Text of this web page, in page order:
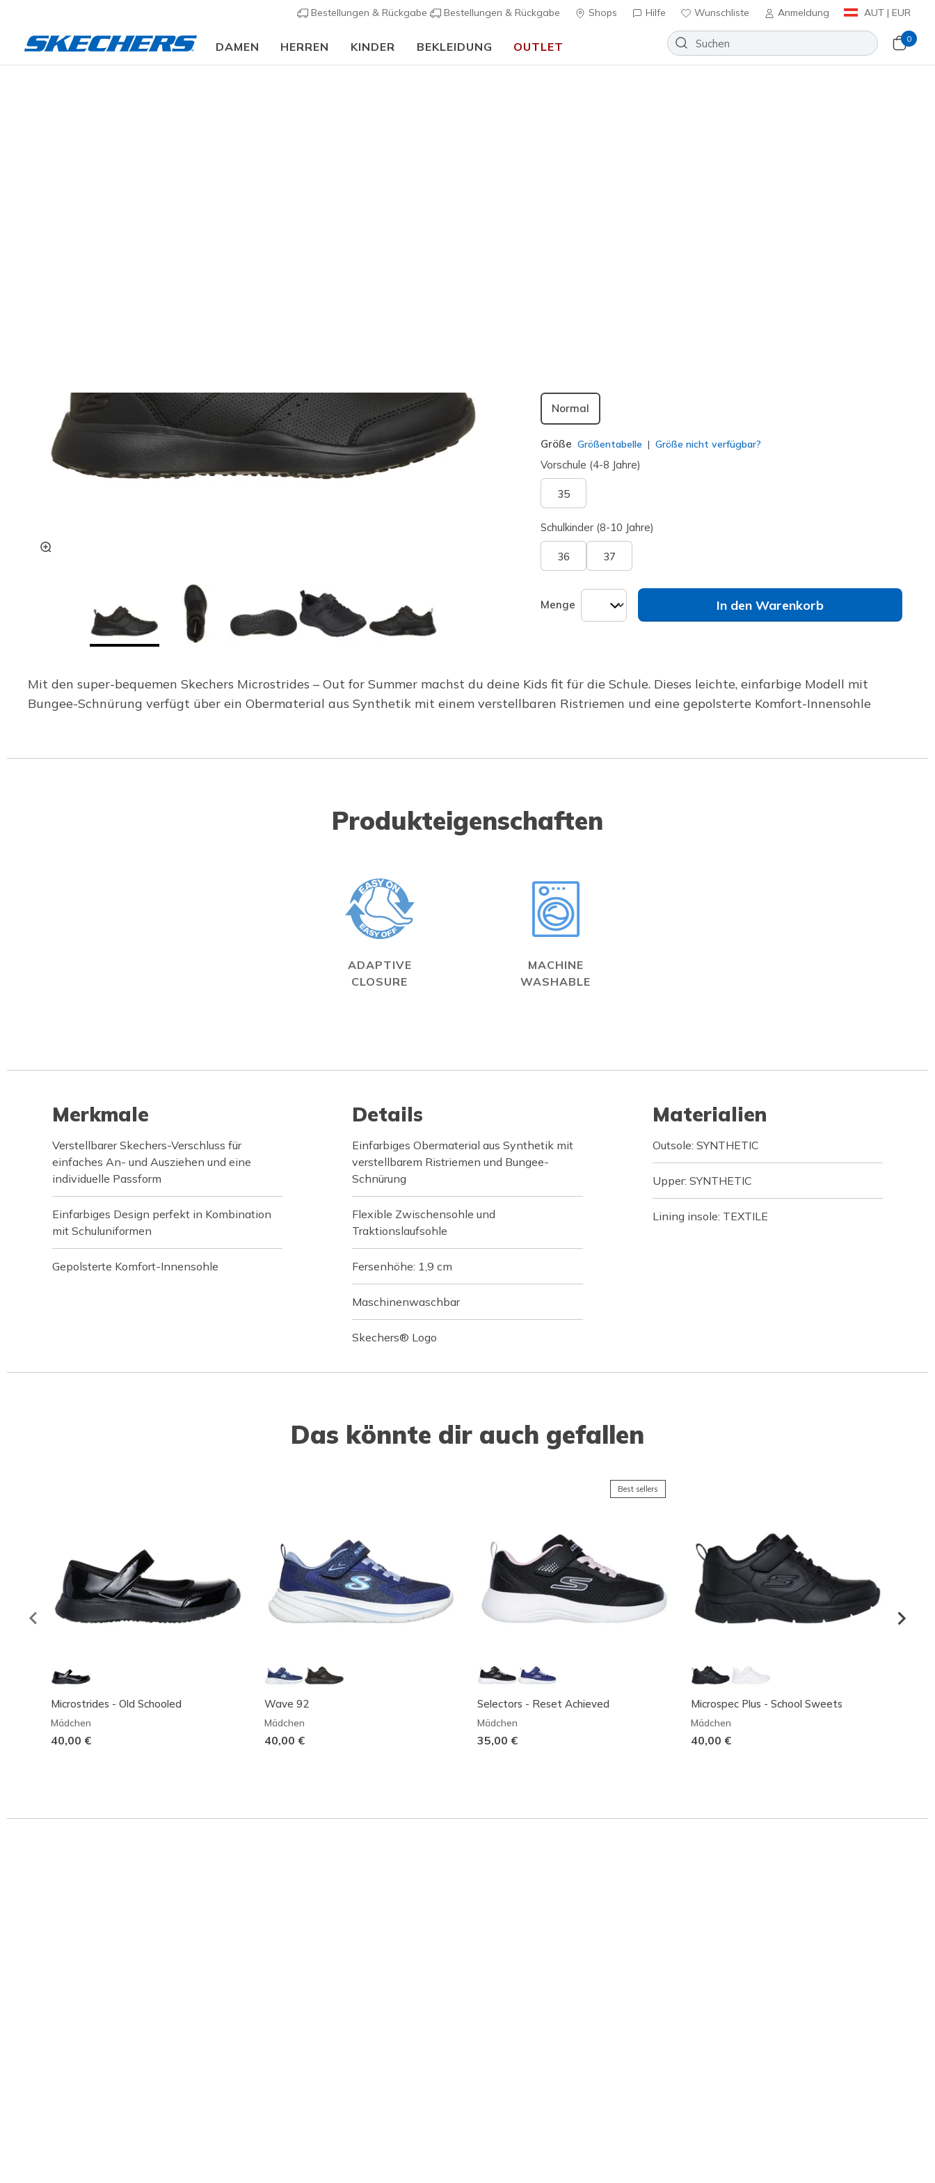
Bestellungen & Rückgabe Bestellungen & Rückgabe Shops Hilfe Wunschliste Anmeldung AUT | EUR
DAMEN HERREN KINDER BEKLEIDUNG OUTLET
0
Normal
Größe Größentabelle Größe nicht verfügbar?
Vorschule (4-8 Jahre)
35
Schulkinder (8-10 Jahre)
36 37
Menge In den Warenkorb
Mit den super-bequemen Skechers Microstrides – Out for Summer machst du deine Kids fit für die Schule. Dieses leichte, einfarbige Modell mit
Bungee-Schnürung verfügt über ein Obermaterial aus Synthetik mit einem verstellbaren Ristriemen und eine gepolsterte Komfort-Innensohle
Produkteigenschaften
ADAPTIVE
CLOSURE
MACHINE
WASHABLE
Merkmale
Verstellbarer Skechers-Verschluss für
einfaches An- und Ausziehen und eine
individuelle Passform
Einfarbiges Design perfekt in Kombination
mit Schuluniformen
Gepolsterte Komfort-Innensohle
Details
Einfarbiges Obermaterial aus Synthetik mit
verstellbarem Ristriemen und Bungee-
Schnürung
Flexible Zwischensohle und
Traktionslaufsohle
Fersenhöhe: 1,9 cm
Maschinenwaschbar
Skechers® Logo
Materialien
Outsole: SYNTHETIC
Upper: SYNTHETIC
Lining insole: TEXTILE
Das könnte dir auch gefallen
Microstrides - Old Schooled
Mädchen
40,00 €
Wave 92
Mädchen
40,00 €
Best sellers
Selectors - Reset Achieved
Mädchen
35,00 €
Microspec Plus - School Sweets
Mädchen
40,00 €